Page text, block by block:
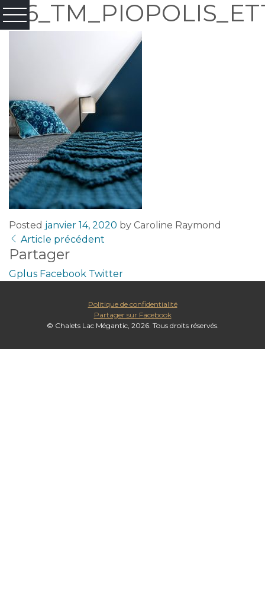
Posted janvier 14, 2020 by Caroline Raymond
Article précédent
Partager
Gplus Facebook Twitter
© Chalets Lac Mégantic, 2026. Tous droits réservés.
Politique de confidentialité
Partager sur Facebook